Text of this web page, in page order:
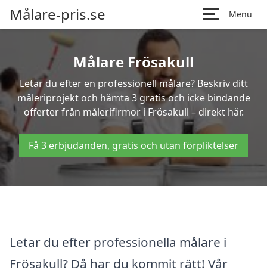
Målare-pris.se Menu
Målare Frösakull
Letar du efter en professionell målare? Beskriv ditt
måleriprojekt och hämta 3 gratis och icke bindande
offerter från målerifirmor i Frösakull – direkt här.
Få 3 erbjudanden, gratis och utan förpliktelser
Letar du efter professionella målare i
Frösakull? Då har du kommit rätt! Vår